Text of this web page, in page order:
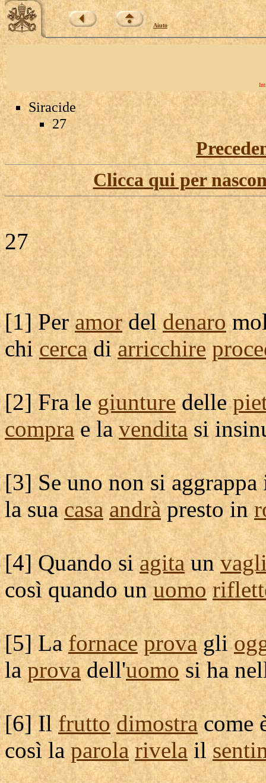
Aiuto
Siracide
27
Clicca qui per
27
[1] Peramordeldenaro
chicercadiarricchire
[2] Fra legiunturedelle
comprae lavenditasi
[3] Se uno non siaggrappa
la suacasa andràpresto in
[4] Quando siagitaun
così quando unuomo
[5] Lafornace provagli
laprovadell'uomosi ha
[6] Ilfrutto dimostracome
così laparola rivelail